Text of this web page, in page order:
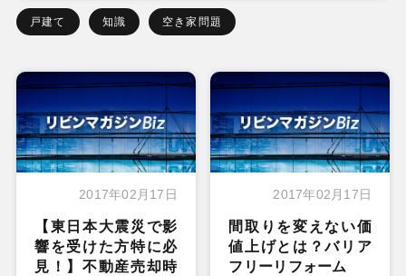
戸建て 知識 空き家問題
2017年02月17日
【東日本大震災で影
響を受けた方特に必
見！】不動産売却時
2017年02月17日
間取りを変えない価
値上げとは？バリア
フリーリフォーム